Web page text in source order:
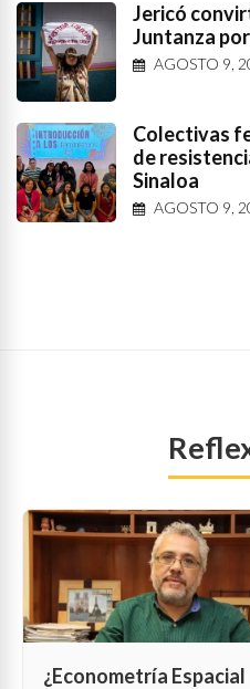
Jericó
Juntanza
AGOSTO 9,
Colectivas
de
Sinaloa
AGOSTO 9,
¿Econometría Espacial